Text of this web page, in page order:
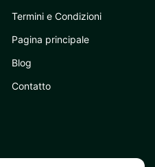
Termini e Condizioni
Pagina principale
Blog
Contatto